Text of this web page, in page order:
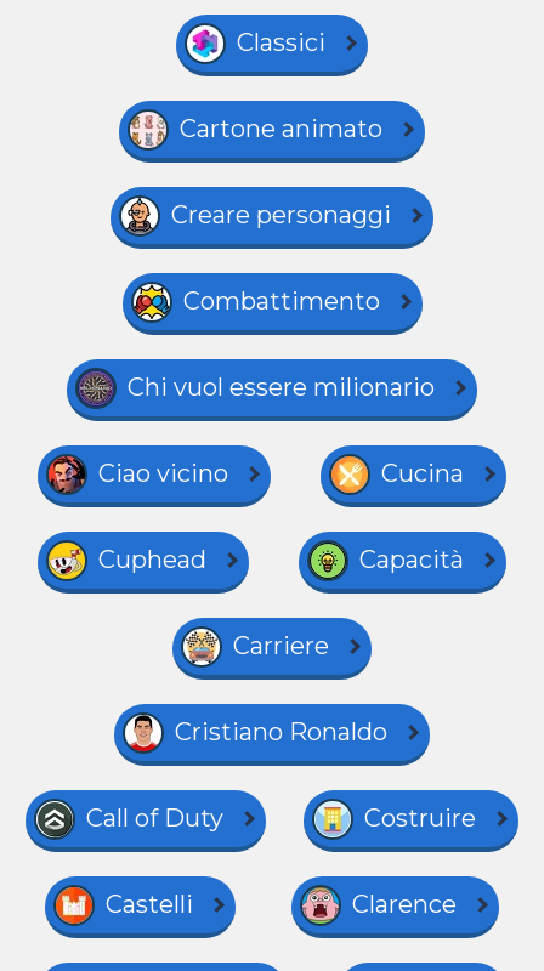
Classici
Cartone animato
Creare personaggi
Combattimento
Chi vuol essere milionario
Ciao vicino Cucina
Cuphead Capacità
Carriere
Cristiano Ronaldo
Call of Duty Costruire
Castelli Clarence